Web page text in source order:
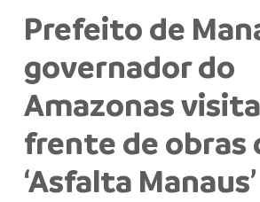
Prefeito de
governador do
Amazonas
frente de obras
‘Asfalta Manaus’